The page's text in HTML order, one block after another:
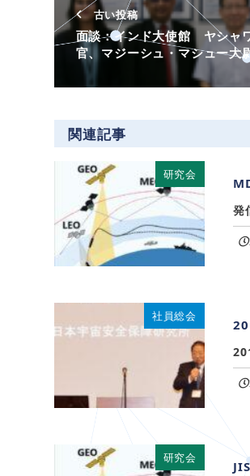
古い投稿
面談：インド大使館 ヤシャ
官、マジーシュ・マシュー
関連記事
研究会
発
社員総会
研究会